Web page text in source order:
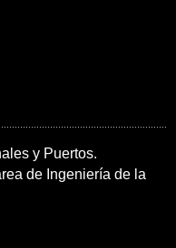
y Puertos.
de Ingeniería de la